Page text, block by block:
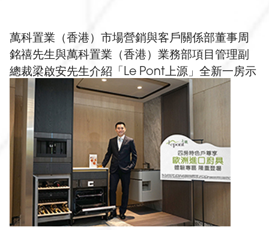
萬科置業（香港）市場營銷與客戶關係部董事周
銘禧先生與萬科置業（香港）業務部項目管理副
總裁梁啟安先生介紹「Le Pont上源」全新一房示
範單位。